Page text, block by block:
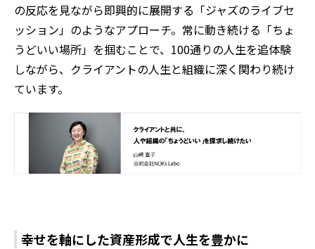
の反応を見ながら即興的に展開する「ジャズのライブセ
ッション」のようなアプローチ。常に動き続ける「ちょ
うどいい場所」を掴むことで、100通りの人生を追体験
しながら、クライアントの人生と組織に深く関わり続け
ています。
幸せを軸にした資産形成で人生を豊かに